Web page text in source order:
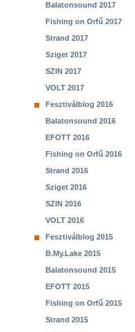
Balatonsound 2017
Fishing on Orfű 2017
Strand 2017
Sziget 2017
SZIN 2017
VOLT 2017
Fesztiválblog 2016
Balatonsound 2016
EFOTT 2016
Fishing on Orfű 2016
Strand 2016
Sziget 2016
SZIN 2016
VOLT 2016
Fesztiválblog 2015
B.My.Lake 2015
Balatonsound 2015
EFOTT 2015
Fishing on Orfű 2015
Strand 2015